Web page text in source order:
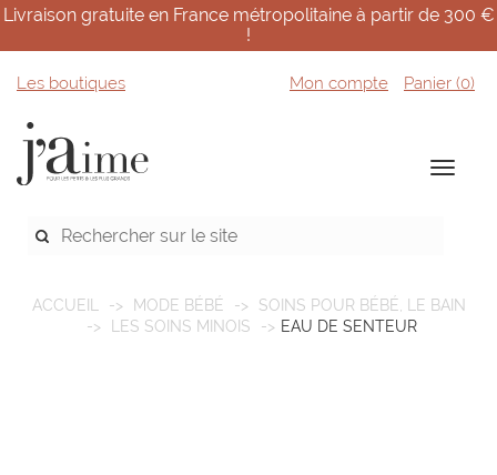
Livraison gratuite en France métropolitaine à partir de 300 €
!
Les boutiques Mon compte Panier (0)
ACCUEIL MODE BÉBÉ
SOINS POUR BÉBÉ, LE BAIN
LES SOINS MINOIS
EAU DE SENTEUR